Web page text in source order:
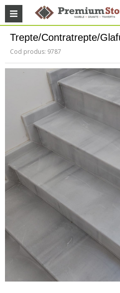
Trepte/Contratrepte/
Cod produs: 9787